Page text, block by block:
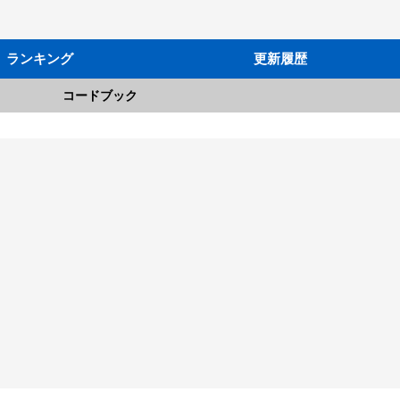
ランキング 更新履歴
コードブック